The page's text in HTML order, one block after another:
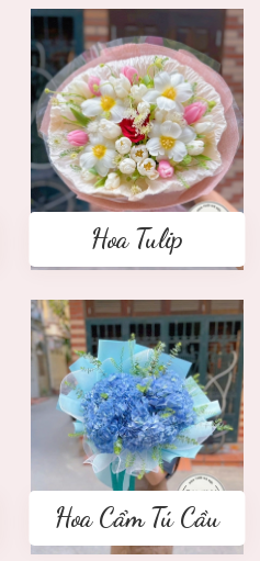
Hoa Tulip
Hoa Cẩm Tú Cầu